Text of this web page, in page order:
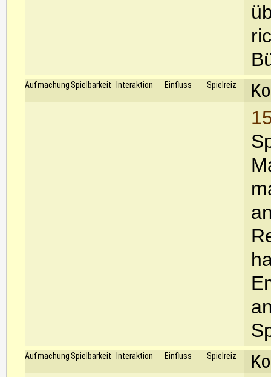
Aufmachung Spielbarkeit Interaktion Einfluss Spielreiz
Aufmachung Spielbarkeit Interaktion Einfluss Spielreiz